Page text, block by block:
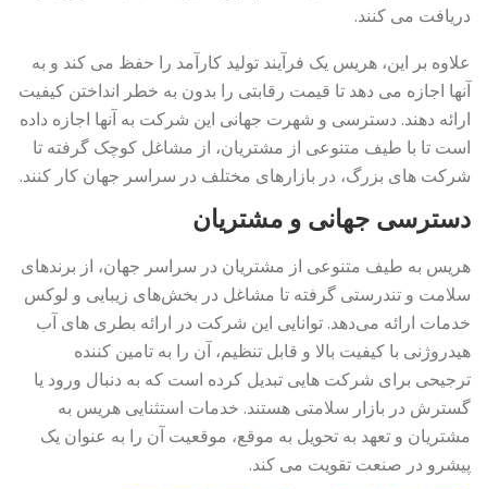
دریافت می کنند.
علاوه بر این، هریس یک فرآیند تولید کارآمد را حفظ می کند و به
آنها اجازه می دهد تا قیمت رقابتی را بدون به خطر انداختن کیفیت
ارائه دهند. دسترسی و شهرت جهانی این شرکت به آنها اجازه داده
است تا با طیف متنوعی از مشتریان، از مشاغل کوچک گرفته تا
شرکت های بزرگ، در بازارهای مختلف در سراسر جهان کار کنند.
دسترسی جهانی و مشتریان
هریس به طیف متنوعی از مشتریان در سراسر جهان، از برندهای
سلامت و تندرستی گرفته تا مشاغل در بخش‌های زیبایی و لوکس
خدمات ارائه می‌دهد. توانایی این شرکت در ارائه بطری های آب
هیدروژنی با کیفیت بالا و قابل تنظیم، آن را به تامین کننده
ترجیحی برای شرکت هایی تبدیل کرده است که به دنبال ورود یا
گسترش در بازار سلامتی هستند. خدمات استثنایی هریس به
مشتریان و تعهد به تحویل به موقع، موقعیت آن را به عنوان یک
پیشرو در صنعت تقویت می کند.